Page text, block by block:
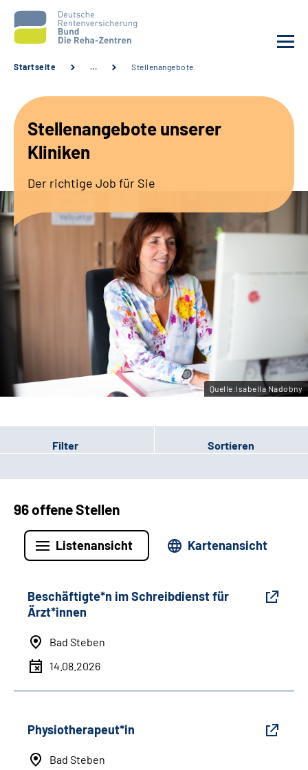
Unsere Kliniken
Sozialdienste & Zuweisende
Erweiterte Suche
Gebärdensprache
Leichte Sprache
Startseite … Stellenangebote
Stellenangebote unserer
Kliniken
Der richtige Job für Sie
Quelle:Isabella Nadobny
Filter Sortieren
96 offene Stellen
Listenansicht Kartenansicht
Beschäftigte*n im Schreibdienst für
Ärzt*innen
Bad Steben
14.08.2026
Physiotherapeut*in
Bad Steben